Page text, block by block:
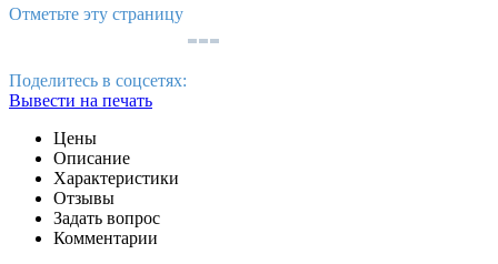
Отметьте эту страницу
Поделитесь в соцсетях:
Вывести на печать
Цены
Описание
Характеристики
Отзывы
Задать вопрос
Комментарии